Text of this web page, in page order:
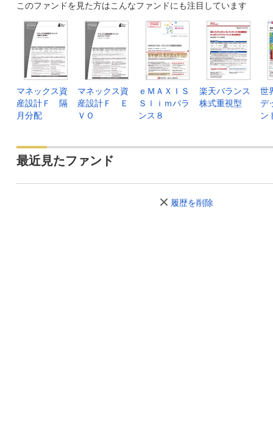
このファンドを見た方はこんなファンドにも注目しています
マネックス資
産設計Ｆ 隔
月分配
マネックス資
産設計Ｆ Ｅ
ＶＯ
ｅＭＡＸＩＳ
Ｓｌｉｍバラ
ンス８
楽天バランス
株式重視型
世
デ
ン
最近見たファンド
履歴を削除